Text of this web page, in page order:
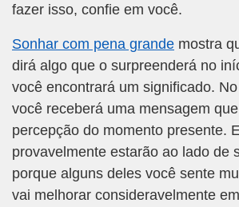
fazer isso, confie em você.
Sonhar com pena grande mostra
dirá algo que o surpreenderá no
você encontrará um significado.
você receberá uma mensagem
percepção do momento presente.
provavelmente estarão ao lado de
porque alguns deles você sente
vai melhorar consideravelmente